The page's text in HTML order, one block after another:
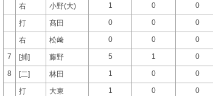
右 小野(大) 1 0 0
打 髙田 0 0 0
右 松﨑 0 0 0
7
[捕] 藤野 5 1 0
8
[二] 林田 1 0 0
打 大東 1 0 0